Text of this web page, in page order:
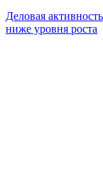
Деловая
ниже уровня роста